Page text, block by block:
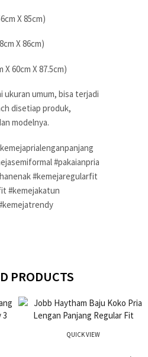
X 85cm)
X 86cm)
X 60cm X 87.5cm)
ukuran umum, bisa terjadi
disetiap produk,
modelnya.
#pakaianpria
#kemejaregularfit
#kemejakatun
PRODUCTS
QUICK VIEW